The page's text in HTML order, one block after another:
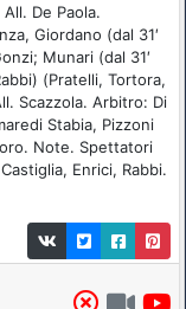
De Paola.
Giordano (dal 31′
Munari (dal 31′
(Pratelli, Tortora,
Scazzola. Arbitro: Di
Stabia, Pizzoni
Note. Spettatori
Enrici, Rabbi.